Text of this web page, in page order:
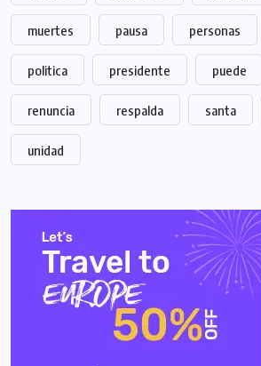
muertes pausa personas
politica presidente puede
renuncia respalda santa
unidad